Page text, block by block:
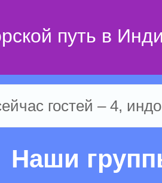
путь в
гостей – 4,
Наши